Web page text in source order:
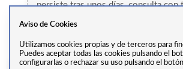
persiste tras unos días, consulta con
Aviso de Cookies
Utilizamos cookies propias y de terceros para
Puedes aceptar todas las cookies pulsando el
configurarlas o rechazar su uso pulsando el